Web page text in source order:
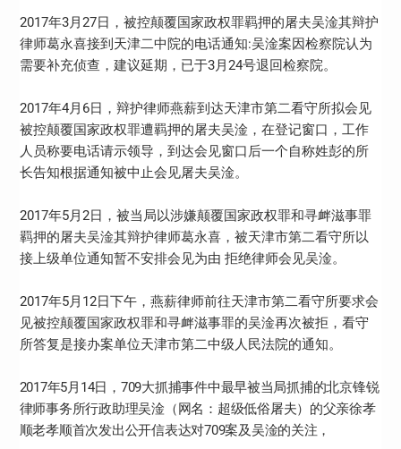
2017年3月27日，被控颠覆国家政权罪羁押的屠夫吴淦其辩护
律师葛永喜接到天津二中院的电话通知:吴淦案因检察院认为
需要补充侦查，建议延期，已于3月24号退回检察院。
2017年4月6日，辩护律师燕薪到达天津市第二看守所拟会见
被控颠覆国家政权罪遭羁押的屠夫吴淦，在登记窗口，工作
人员称要电话请示领导，到达会见窗口后一个自称姓彭的所
长告知根据通知被中止会见屠夫吴淦。
2017年5月2日，被当局以涉嫌颠覆国家政权罪和寻衅滋事罪
羁押的屠夫吴淦其辩护律师葛永喜，被天津市第二看守所以
接上级单位通知暂不安排会见为由 拒绝律师会见吴淦。
2017年5月12日下午，燕薪律师前往天津市第二看守所要求会
见被控颠覆国家政权罪和寻衅滋事罪的吴淦再次被拒，看守
所答复是接办案单位天津市第二中级人民法院的通知。
2017年5月14日，709大抓捕事件中最早被当局抓捕的北京锋锐
律师事务所行政助理吴淦（网名：超级低俗屠夫）的父亲徐孝
顺老孝顺首次发出公开信表达对709案及吴淦的关注，